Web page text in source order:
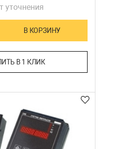
уточнения
В КОРЗИНУ
В 1 КЛИК